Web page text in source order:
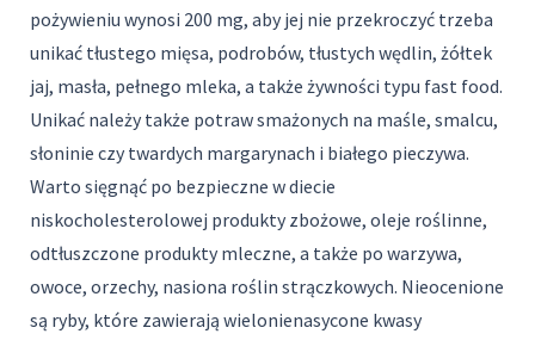
pożywieniu wynosi 200 mg, aby jej nie przekroczyć trzeba
unikać tłustego mięsa, podrobów, tłustych wędlin, żółtek
jaj, masła, pełnego mleka, a także żywności typu fast food.
Unikać należy także potraw smażonych na maśle, smalcu,
słoninie czy twardych margarynach i białego pieczywa.
Warto sięgnąć po bezpieczne w diecie
niskocholesterolowej produkty zbożowe, oleje roślinne,
odtłuszczone produkty mleczne, a także po warzywa,
owoce, orzechy, nasiona roślin strączkowych. Nieocenione
są ryby, które zawierają wielonienasycone kwasy